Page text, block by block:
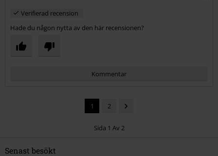
Verifierad recension
Hade du någon nytta av den här recensionen?
Kommentar
1 2
Sida 1 Av 2
Senast besökt